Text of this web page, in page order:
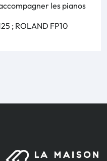
les pianos
; ROLAND FP10